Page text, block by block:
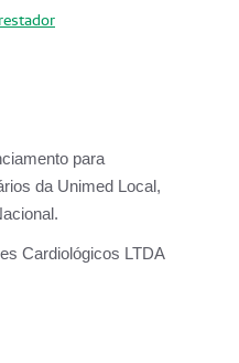
para
da Unimed Local,
Cardiológicos LTDA